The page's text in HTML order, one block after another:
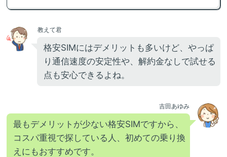
教えて君
格安SIMにはデメリットも多いけど、やっぱ
り通信速度の安定性や、解約金なしで試せる
点も安心できるよね。
吉田あゆみ
最もデメリットが少ない格安SIMですから、
コスパ重視で探している人、初めての乗り換
えにもおすすめです。